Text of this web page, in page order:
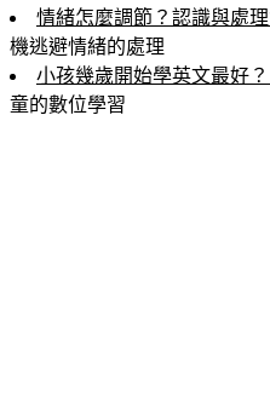
情緒怎麼調節？認識與處
機逃避情緒的處理
小孩幾歲開始學英文最好
童的數位學習